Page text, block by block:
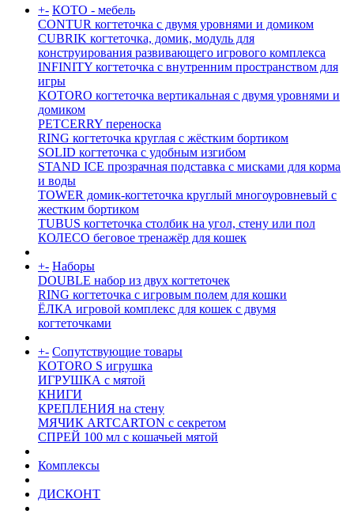
+- КОТО - мебель
CONTUR когтеточка с двумя уровнями и домиком
CUBRIK когтеточка, домик, модуль для
конструирования развивающего игрового комплекса
INFINITY когтеточка с внутренним пространством для
игры
KOTORO когтеточка вертикальная с двумя уровнями и
домиком
PETCERRY переноска
RING когтеточка круглая с жёстким бортиком
SOLID когтеточка с удобным изгибом
STAND ICE прозрачная подставка с мисками для корма
и воды
TOWER домик-когтеточка круглый многоуровневый с
жестким бортиком
TUBUS когтеточка столбик на угол, стену или пол
КОЛЕСО беговое тренажёр для кошек
+- Наборы
DOUBLE набор из двух когтеточек
RING когтеточка c игровым полем для кошки
ЁЛКА игровой комплекс для кошек с двумя
когтеточками
+- Сопутствующие товары
KOTORO S игрушка
ИГРУШКА с мятой
КНИГИ
КРЕПЛЕНИЯ на стену
МЯЧИК ARTCARTON с секретом
СПРЕЙ 100 мл с кошачьей мятой
Комплексы
ДИСКОНТ